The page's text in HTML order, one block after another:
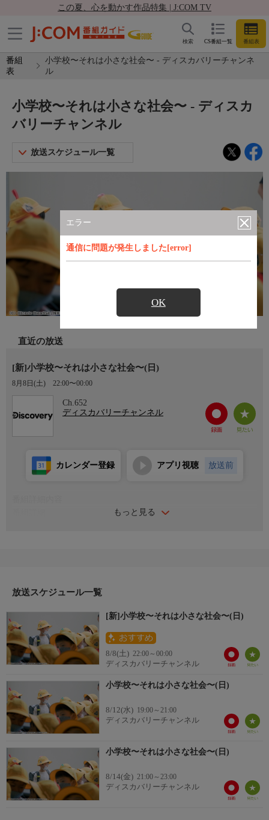
この夏、心を動かす作品特集 | J:COM TV
CS番組一覧 番組表
検索
番組
表
小学校〜それは小さな社会〜 - ディスカバリーチャンネ
ル
エラー
通信に問題が発生しました[error]
OK
小学校〜それは小さな社会〜 - ディスカ
バリーチャンネル
放送スケジュール一覧
直近の放送
[新]小学校〜それは小さな社会〜(日)
8月8日(土) 22:00〜00:00
Ch.652
ディスカバリーチャンネル
もっと見る
カレンダー登録 アプリ視聴 放送前
生…。社会の一員として生きていくために、ものごとをやり遂げ
また“誰か
番組詳細
のために何かをする喜び”も体験するのだ。
放送スケジュール一覧
[新]小学校〜それは小さな社会〜(日)
8/8(土) 22:00～00:00
ディスカバリーチャンネル
小学校〜それは小さな社会〜(日)
8/12(水) 19:00～21:00
ディスカバリーチャンネル
小学校〜それは小さな社会〜(日)
8/14(金) 21:00～23:00
ディスカバリーチャンネル